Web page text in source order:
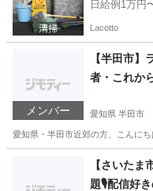
Lacotto
メンバー
【半田市】
者・これか
愛知県 半田市
愛知県・半田市近郊の方、こんに
その他
【さいた
題🎙配信好